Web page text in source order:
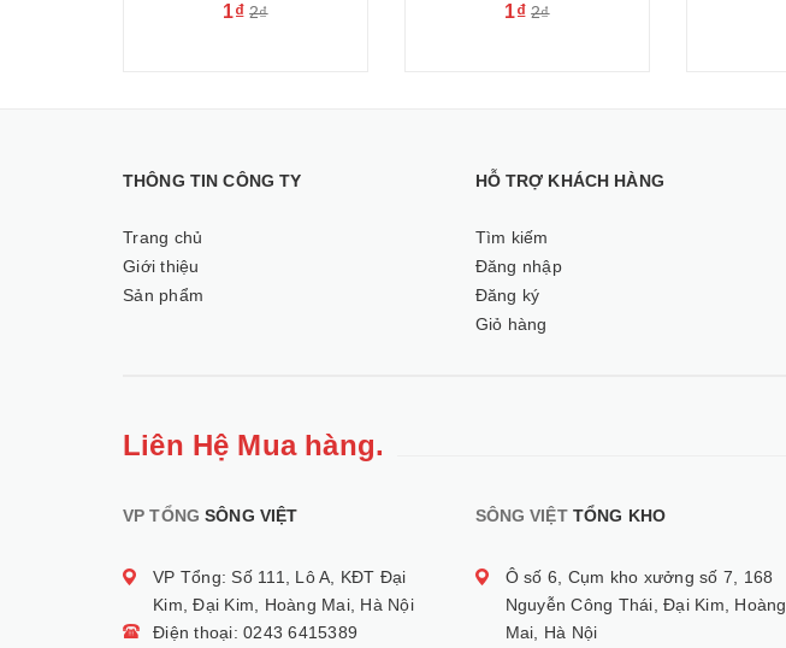
1₫ 2₫ 1₫ 2₫
THÔNG TIN CÔNG TY
Trang chủ
Giới thiệu
Sản phẩm
HỖ TRỢ KHÁCH HÀNG
Tìm kiếm
Đăng nhập
Đăng ký
Giỏ hàng
Liên Hệ Mua hàng.
VP TỔNGSÔNG VIỆT
VP Tổng: Số 111, Lô A, KĐT Đại
Kim, Đại Kim, Hoàng Mai, Hà Nội
Điện thoại: 0243 6415389
SÔNG VIỆTTỔNG KHO
Ô số 6, Cụm kho xưởng số 7, 168
Nguyễn Công Thái, Đại Kim, Hoàng
Mai, Hà Nội